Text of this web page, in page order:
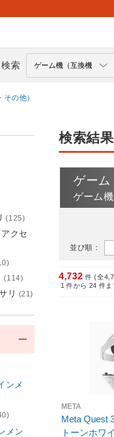
索
の他）
検索結果
ゲーム
ゲーム
並び順：
4,732 件 (全
1 件から 24 件ま
META
Meta Quest 3
トーンホワ
(125)
クセ
(114)
リ (21)
ンメ
メン